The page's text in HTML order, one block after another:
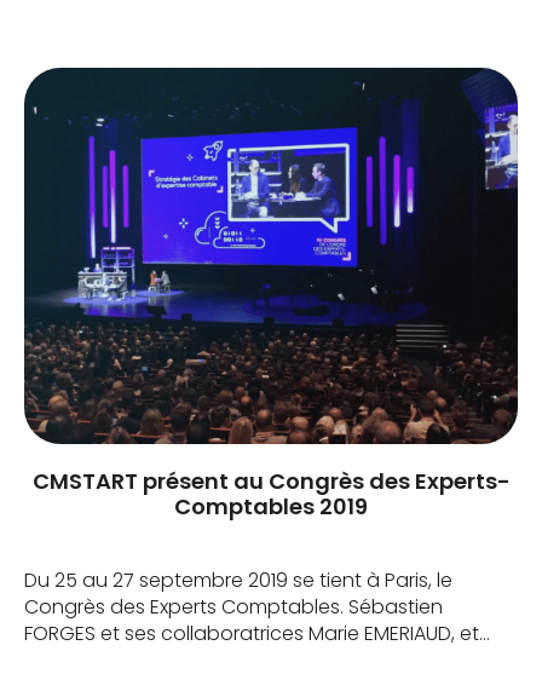
de favoriser un bon lancement.
CMSTART présent au Congrès des Experts-
Comptables 2019
Du 25 au 27 septembre 2019 se tient à Paris, le
Congrès des Experts Comptables. Sébastien
FORGES et ses collaboratrices Marie EMERIAUD, et